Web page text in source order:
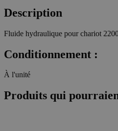
Description
Fluide hydraulique pour chariot
Conditionnement :
À l'unité
Produits qui